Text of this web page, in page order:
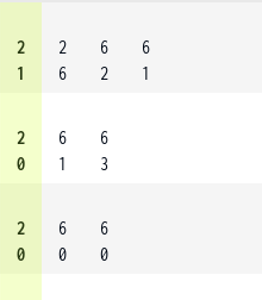
2
1
2
6
6
2
6
1
2
0
6
1
6
3
2
0
6
0
6
0